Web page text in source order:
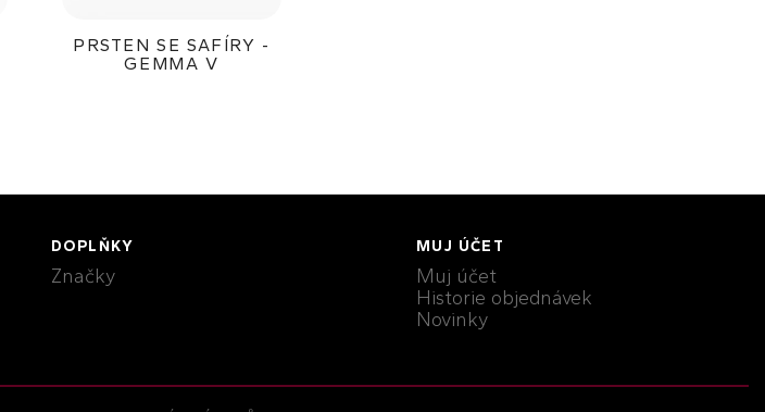
PRSTEN SE SAFÍRY -
GEMMA V
DOPLŇKY
Značky
MUJ ÚČET
Muj účet
Historie objednávek
Novinky